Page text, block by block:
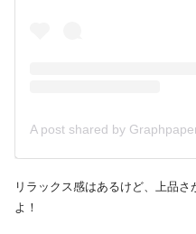
リラックス感はあるけど、上品
よ！